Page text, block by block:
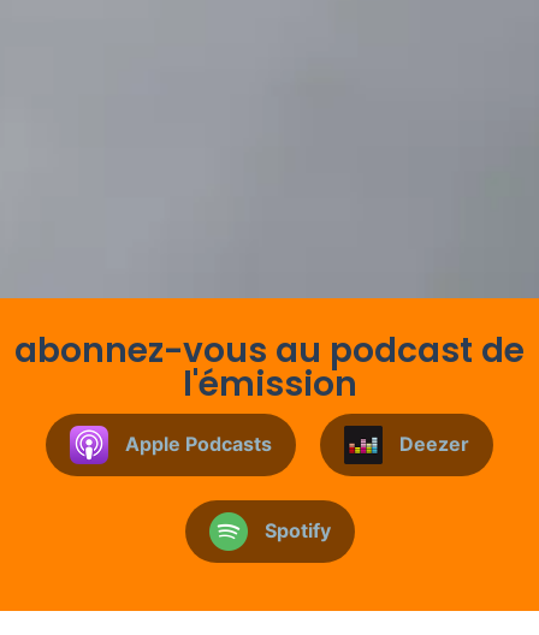
abonnez-vous au podcast de
l'émission
Apple Podcasts Deezer
Spotify